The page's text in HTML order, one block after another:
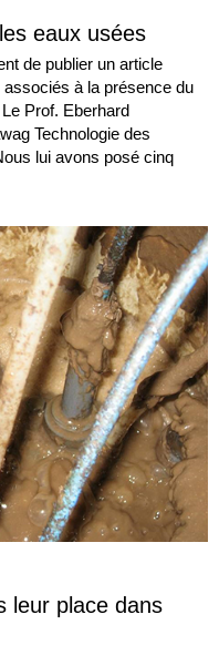
eaux usées
de publier un article
à la présence du
Prof. Eberhard
Technologie des
lui avons posé cinq
leur place dans